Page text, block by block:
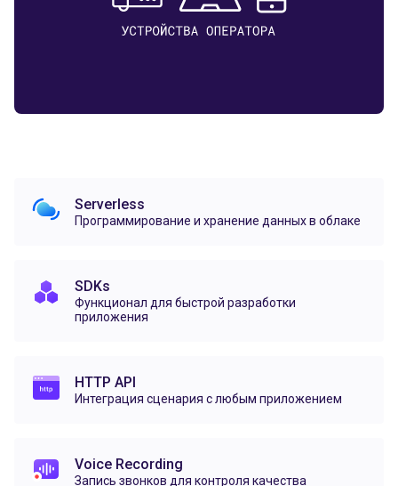
Serverless
Программирование и хранение данных в облаке
SDKs
Функционал для быстрой разработки
приложения
HTTP API
Интеграция сценария с любым приложением
Voice Recording
Запись звонков для контроля качества